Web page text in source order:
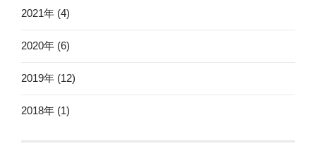
2021年 (4)
2020年 (6)
2019年 (12)
2018年 (1)